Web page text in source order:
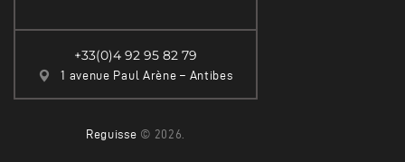
+33(0)4 92 95 82 79
1 avenue Paul Arène – Antibes
Reguisse © 2026.